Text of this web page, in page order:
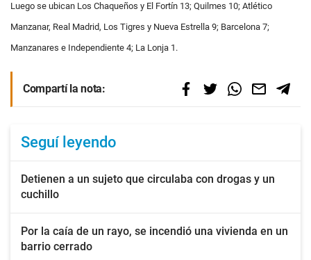
Luego se ubican Los Chaqueños y El Fortín 13; Quilmes 10; Atlético
Manzanar, Real Madrid, Los Tigres y Nueva Estrella 9; Barcelona 7;
Manzanares e Independiente 4; La Lonja 1.
Compartí la nota:
Seguí leyendo
Detienen a un sujeto que circulaba con drogas y un
cuchillo
Por la caía de un rayo, se incendió una vivienda en un
barrio cerrado